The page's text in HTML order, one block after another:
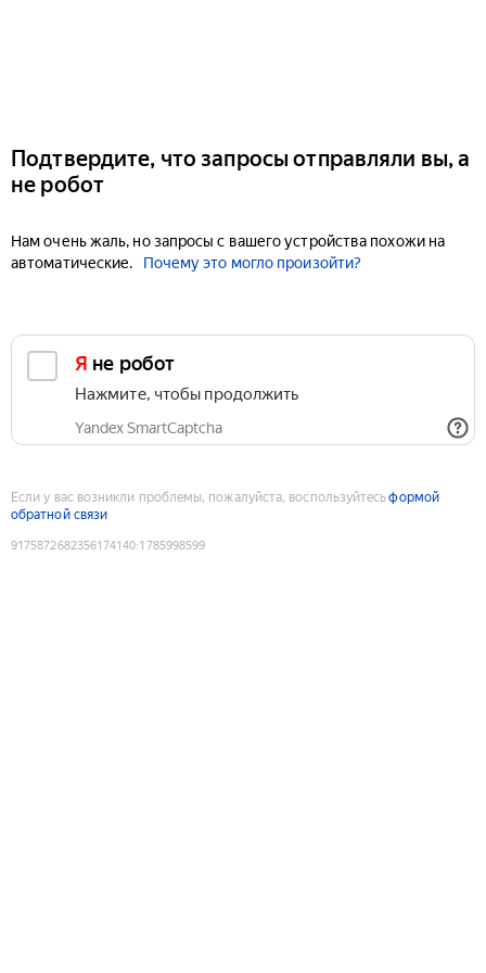
Подтвердите, что запросы отправляли вы, а
не робот
Нам очень жаль, но запросы с вашего устройства похожи на
автоматические.
Почему это могло произойти?
Я не робот
Нажмите, чтобы продолжить
Yandex SmartCaptcha
Если у вас возникли проблемы, пожалуйста, воспользуйтесьформой
обратной связи
9175872682356174140:1785998599